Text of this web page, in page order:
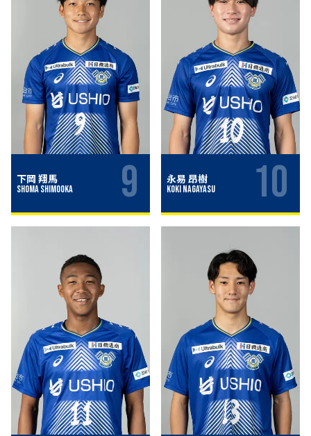
下岡 翔馬
Shoma Shimooka 9 永易 昂樹
Koki Nagayasu 10